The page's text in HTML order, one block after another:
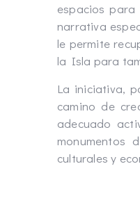
espacios para
narrativa
le permite
la Isla para
La iniciativa,
camino de
adecuado
monumentos
culturales y